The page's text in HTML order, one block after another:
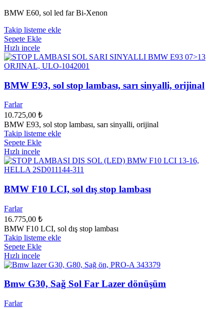
BMW E60, sol led far Bi-Xenon
Takip listeme ekle
Sepete Ekle
Hızlı incele
BMW E93, sol stop lambası, sarı sinyalli, orijinal
Farlar
10.725,00 ₺
BMW E93, sol stop lambası, sarı sinyalli, orijinal
Takip listeme ekle
Sepete Ekle
Hızlı incele
BMW F10 LCI, sol dış stop lambası
Farlar
16.775,00 ₺
BMW F10 LCI, sol dış stop lambası
Takip listeme ekle
Sepete Ekle
Hızlı incele
Bmw G30, Sağ Sol Far Lazer dönüşüm
Farlar